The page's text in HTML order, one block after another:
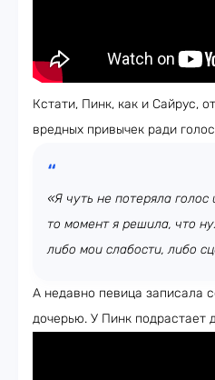
Кстати, Пинк, как и Сайрус,
вредных привычек ради
«Я чуть не потеряла
то момент я решила, что
либо мои слабости, либо
А недавно певица записала
дочерью. У Пинк подрастает